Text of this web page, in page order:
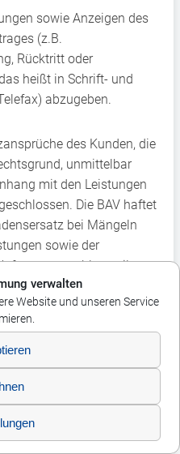
verwalten
Website und unseren Service
sowie Anzeigen des
(z.B.
Rücktritt oder
heißt in Schrift- und
abzugeben.
des Kunden, die
unmittelbar
mit den Leistungen
Die BAV haftet
bei Mängeln
sowie der
gilt
Pflicht
Kardinalpflichten sind
die ordnungsgemäße
erst ermöglicht
Vertragspartner
darf, mithin Rechte
nach seinem Inhalt und
Die Haftung der BAV ist